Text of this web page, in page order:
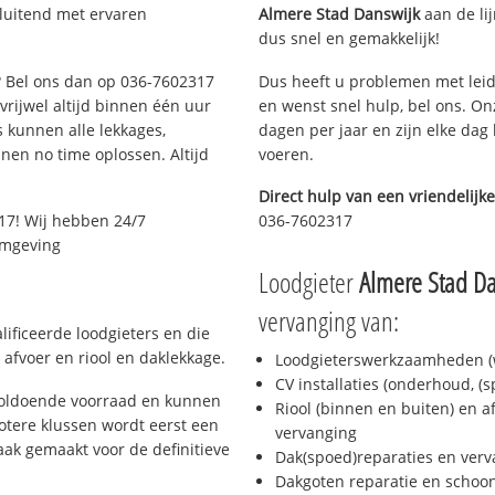
met ervaren
ons dan op 036-7602317
altijd binnen één uur
alle lekkages,
no time oplossen. Altijd
Wij hebben 24/7
loodgieters en die
en riool en daklekkage.
voorraad en kunnen
klussen wordt eerst een
gemaakt voor de definitieve
Almere Stad Danswijkaan de
dus snel en gemakkelijk!
Dus heeft u problemen met
en wenst snel hulp, bel ons.
dagen per jaar en zijn elke
voeren.
Direct hulp van een
036-7602317
LoodgieterAlmere Stad
vervanging van:
Loodgieterswerkzaamheden
CV installaties (onderhoud,
Riool (binnen en buiten) en
vervanging
Dak(spoed)reparaties en
Dakgoten reparatie en